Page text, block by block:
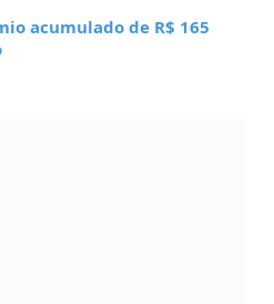
acumulado de R$ 165